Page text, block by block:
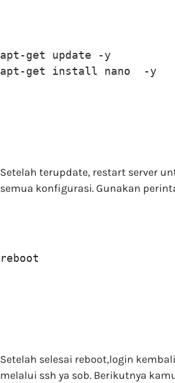
apt-get update -y
apt-get install nano  -y
Setelah terupdate, restart server
semua konfigurasi. Gunakan
reboot
Setelah selesai reboot,login
melalui ssh ya sob. Berikutnya